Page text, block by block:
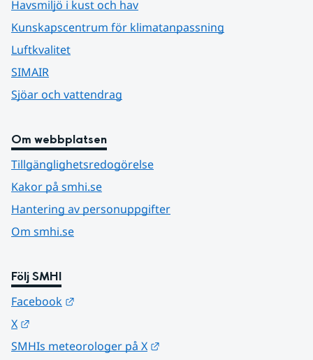
Havsmiljö i kust och hav
Kunskapscentrum för klimatanpassning
Luftkvalitet
SIMAIR
Sjöar och vattendrag
Om webbplatsen
Tillgänglighetsredogörelse
Kakor på smhi.se
Hantering av personuppgifter
Om smhi.se
Följ SMHI
Facebook
X
SMHIs meteorologer på X